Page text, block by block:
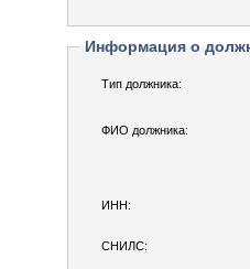
Информация о
Тип должника:
ФИО должника:
ИНН:
СНИЛС: